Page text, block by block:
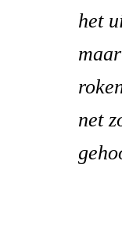
het
net